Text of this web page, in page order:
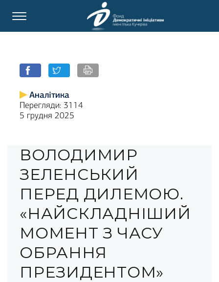
Аналітика
Перегляди: 3114
5 грудня 2025
ВОЛОДИМИР
ЗЕЛЕНСЬКИЙ
ПЕРЕД ДИЛЕМОЮ.
«НАЙСКЛАДНІШИЙ
МОМЕНТ З ЧАСУ
ОБРАННЯ
ПРЕЗИДЕНТОМ»